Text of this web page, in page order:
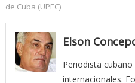
de Cuba (UPEC)
Elson
Periodista
internacionales.